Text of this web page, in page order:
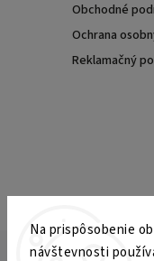
Na prispôsobenie
návštevnosti
Obchodné
Ochrana
Reklamačný